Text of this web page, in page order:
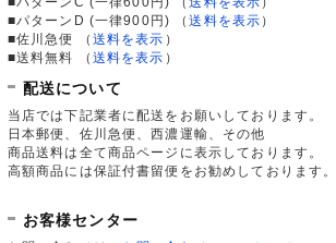
■パターンD (一律900円)
（送料を表示 ）
■佐川急便
（ 送料を表示 ）
■送料無料
（ 送料を表示 ）
配送について
当店では下記業者に配送をお願いしております。
日本郵便、佐川急便、西濃運輸、その他
商品送料は全て商品ページに表示しております。
高額商品には保証付書留便をお勧めしております。
お客様センター